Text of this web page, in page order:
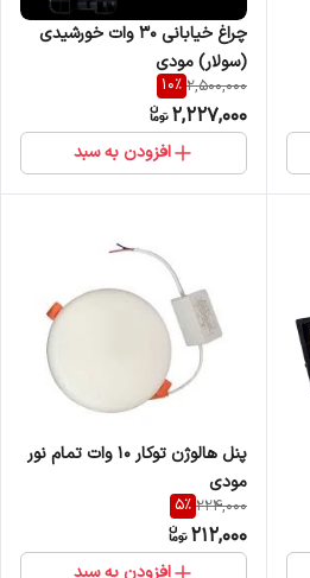
چراغ خیابانی ۳۰ وات خورشیدی
(سولار) مودی
2,500,000
10%
2,227,000
افزودن به سبد
پنل هالوژن توکار 10 وات تمام نور
مودی
224,000
5%
212,000
افزودن به سبد